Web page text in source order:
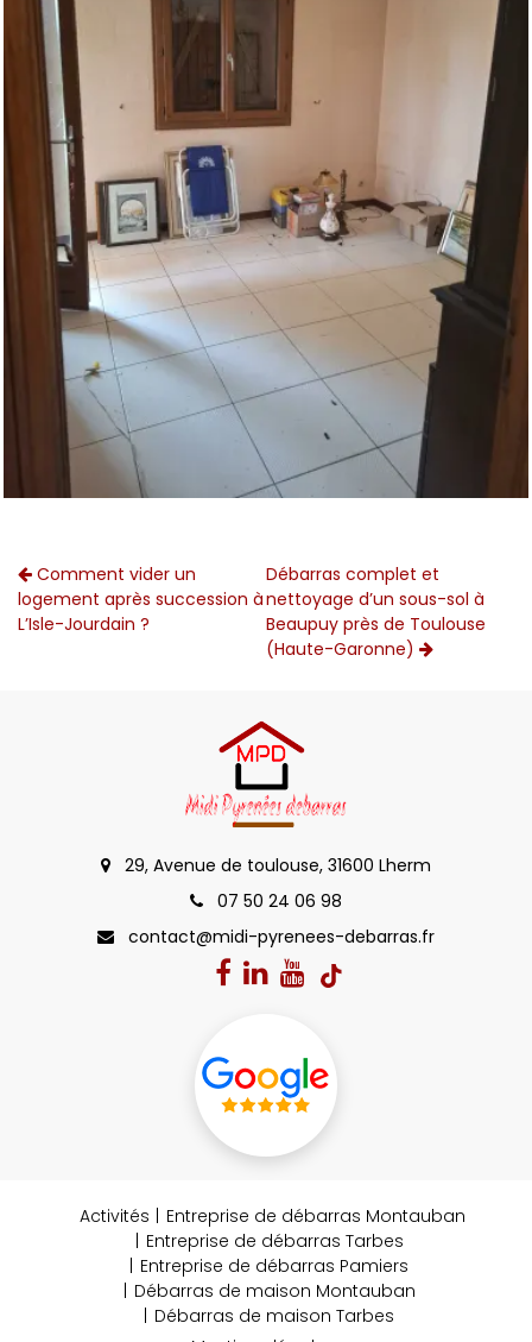
Comment vider un
logement après succession à
L’Isle-Jourdain ?
Débarras complet et
nettoyage d’un sous-sol à
Beaupuy près de Toulouse
(Haute-Garonne)
29, Avenue de toulouse, 31600 Lherm
07 50 24 06 98
contact@midi-pyrenees-debarras.fr
Activités
Entreprise de débarras Montauban
Entreprise de débarras Tarbes
Entreprise de débarras Pamiers
Débarras de maison Montauban
Débarras de maison Tarbes